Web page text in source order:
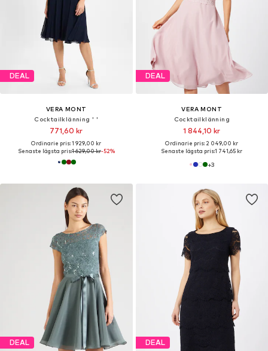
DEAL
VERA MONT
Cocktailklänning ' '
771,60 kr
Ordinarie pris: 1 929,00 kr
Senaste lägsta pris:1 629,00 kr-52%
DEAL
VERA MONT
Cocktailklänning
1 844,10 kr
Ordinarie pris: 2 049,00 kr
Senaste lägsta pris:1 741,65 kr
+3
DEAL DEAL